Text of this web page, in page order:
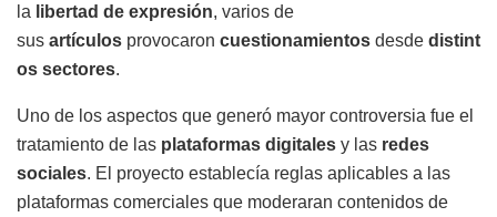
la libertad de expresión, varios de
sus artículos provocaron cuestionamientos desde distint
os sectores.
Uno de los aspectos que generó mayor controversia fue el
tratamiento de las plataformas digitales y las redes
sociales. El proyecto establecía reglas aplicables a las
plataformas comerciales que moderaran contenidos de